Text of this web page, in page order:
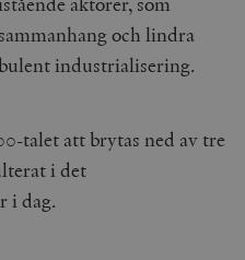
och lindra
industrialisering.
talet att brytas ned av tre
i det
i dag.